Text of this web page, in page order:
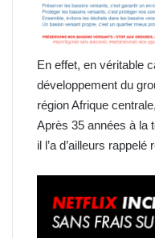
En effet, en véritable
développement du
région Afrique
Après 35 années à la
il l’a d’ailleurs